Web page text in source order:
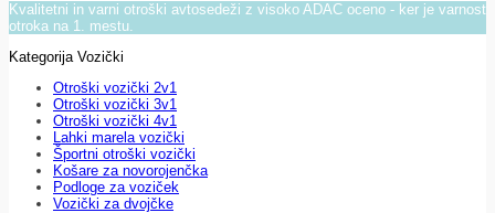
Kvalitetni in varni otroški avtosedeži z visoko ADAC oceno - ker je varnost
otroka na 1. mestu.
Kategorija Vozički
Otroški vozički 2v1
Otroški vozički 3v1
Otroški vozički 4v1
Lahki marela vozički
Športni otroški vozički
Košare za novorojenčka
Podloge za voziček
Vozički za dvojčke